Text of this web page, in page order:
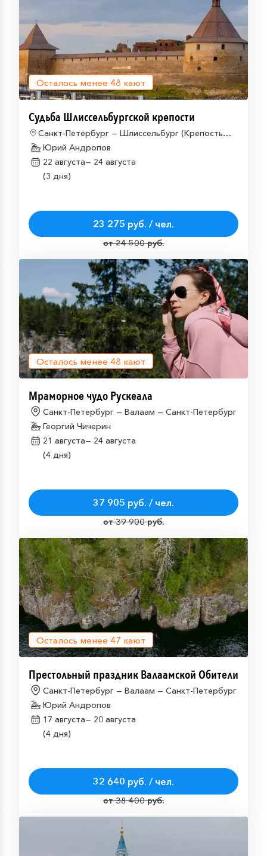
Осталось менее 48 кают
Судьба Шлиссельбургской крепости
Санкт-Петербург — Шлиссельбург (Крепость
Орешек) — Санкт-Петербург
Юрий Андропов
22 августа— 24 августа
(3 дня)
23 275 руб. / чел.
от 24 500 руб.
Осталось менее 48 кают
Мраморное чудо Рускеала
Санкт-Петербург — Валаам — Санкт-Петербург
Георгий Чичерин
21 августа— 24 августа
(4 дня)
37 905 руб. / чел.
от 39 900 руб.
Осталось менее 47 кают
Престольный праздник Валаамской Обители
Санкт-Петербург — Валаам — Санкт-Петербург
Юрий Андропов
17 августа— 20 августа
(4 дня)
32 640 руб. / чел.
от 38 400 руб.